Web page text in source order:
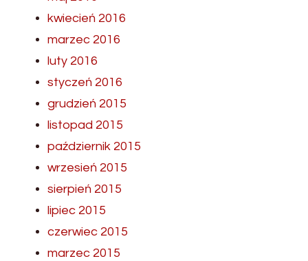
kwiecień 2016
marzec 2016
luty 2016
styczeń 2016
grudzień 2015
listopad 2015
październik 2015
wrzesień 2015
sierpień 2015
lipiec 2015
czerwiec 2015
marzec 2015